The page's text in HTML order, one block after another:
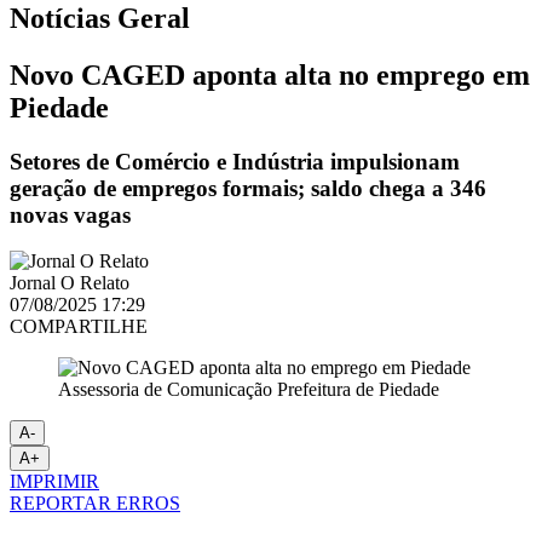
Notícias Geral
Novo CAGED aponta alta no emprego em
Piedade
Setores de Comércio e Indústria impulsionam
geração de empregos formais; saldo chega a 346
novas vagas
Jornal O Relato
07/08/2025 17:29
COMPARTILHE
Assessoria de Comunicação Prefeitura de Piedade
A-
A+
IMPRIMIR
REPORTAR ERROS